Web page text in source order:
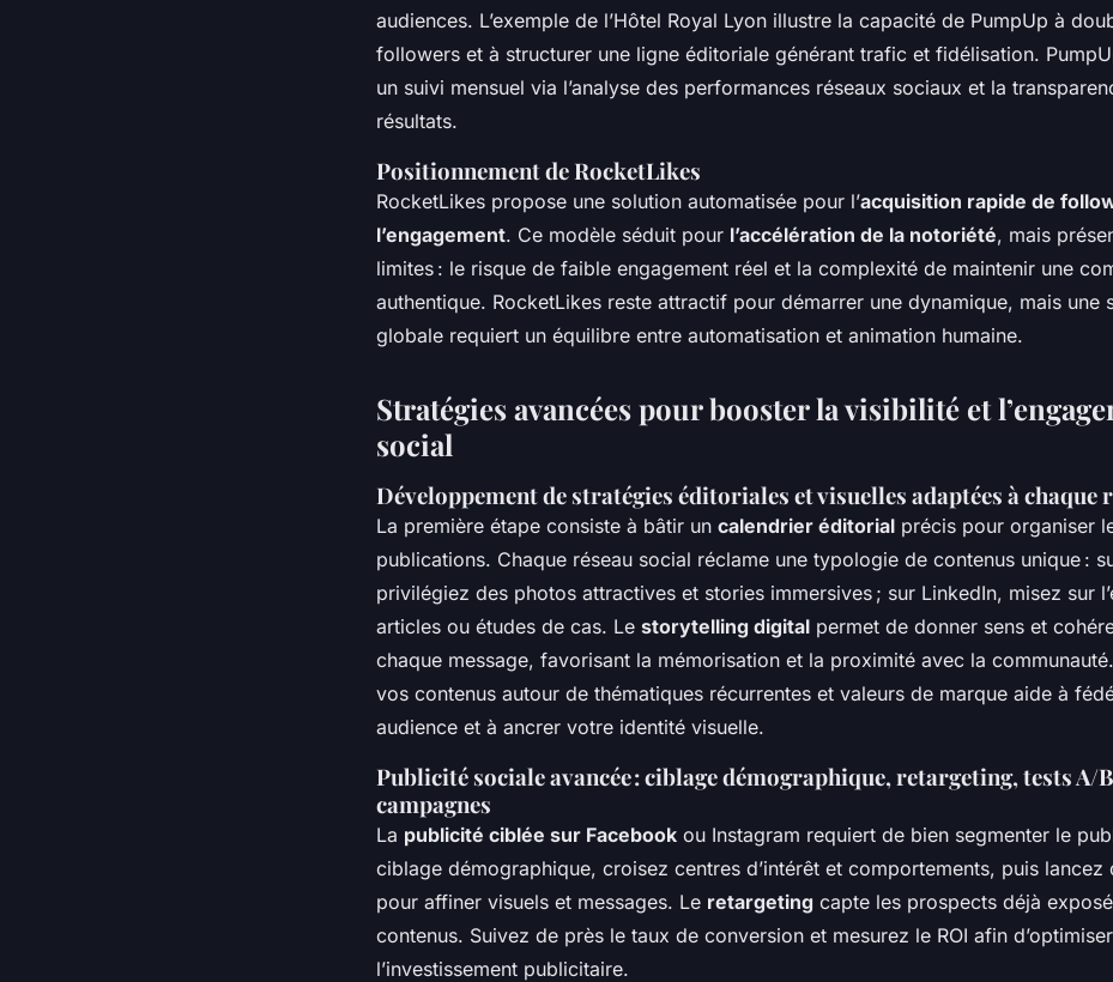
audiences. L’exemple de l’Hôtel Royal Lyon illustre la capacité de PumpUp à
followers et à structurer une ligne éditoriale générant trafic et fidélisation.
un suivi mensuel via l’analyse des performances réseaux sociaux et la
résultats.
Positionnement de RocketLikes
RocketLikes propose une solution automatisée pour l’acquisition rapide de
l’engagement. Ce modèle séduit pour l’accélération de la notoriété, mais
limites : le risque de faible engagement réel et la complexité de maintenir une
authentique. RocketLikes reste attractif pour démarrer une dynamique, mais une
globale requiert un équilibre entre automatisation et animation humaine.
Stratégies avancées pour booster la visibilité et
social
Développement de stratégies éditoriales et visuelles adaptées à chaque
La première étape consiste à bâtir un calendrier éditorial précis pour organiser
publications. Chaque réseau social réclame une typologie de contenus unique :
privilégiez des photos attractives et stories immersives ; sur LinkedIn, misez sur
articles ou études de cas. Le storytelling digital permet de donner sens et
chaque message, favorisant la mémorisation et la proximité avec la
vos contenus autour de thématiques récurrentes et valeurs de marque aide à
audience et à ancrer votre identité visuelle.
Publicité sociale avancée : ciblage démographique, retargeting, tests A/
campagnes
La publicité ciblée sur Facebook ou Instagram requiert de bien segmenter le
ciblage démographique, croisez centres d’intérêt et comportements, puis lancez
pour affiner visuels et messages. Le retargeting capte les prospects déjà
contenus. Suivez de près le taux de conversion et mesurez le ROI afin d’optimiser
l’investissement publicitaire.